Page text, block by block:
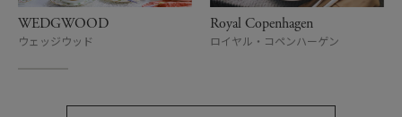
WEDGWOOD
ウェッジウッド
Royal Copenhagen
ロイヤル・コペンハーゲン